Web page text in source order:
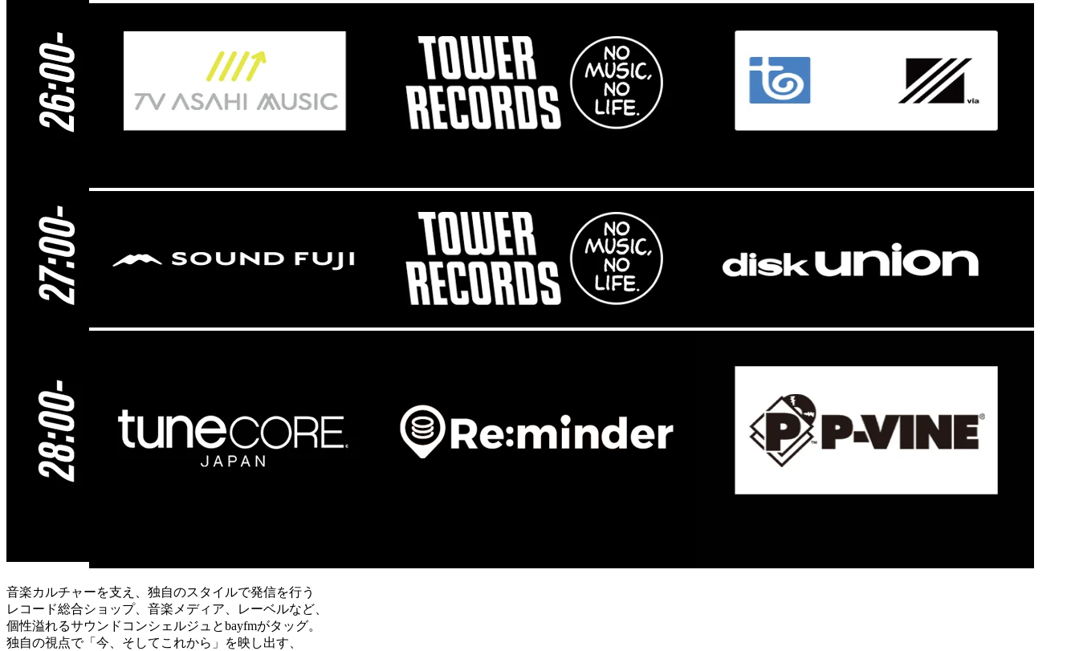
音楽カルチャーを支え、独自のスタイルで発信を行う
レコード総合ショップ、音楽メディア、レーベルなど、
個性溢れるサウンドコンシェルジュとbayfmがタッグ。
独自の視点で「今、そしてこれから」を映し出す、